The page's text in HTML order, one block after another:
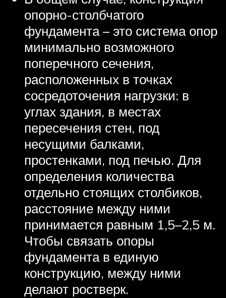
опорно-столбчатого
фундамента – это система опор
минимально возможного
поперечного сечения,
расположенных в точках
сосредоточения нагрузки: в
углах здания, в местах
пересечения стен, под
несущими балками,
простенками, под печью. Для
определения количества
отдельно стоящих столбиков,
расстояние между ними
принимается равным 1,5–2,5 м.
Чтобы связать опоры
фундамента в единую
конструкцию, между ними
делают ростверк.